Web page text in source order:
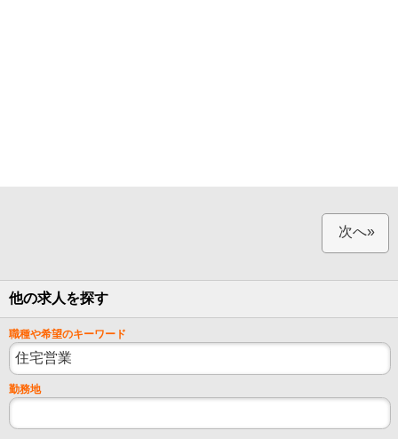
次へ»
他の求人を探す
職種や希望のキーワード
勤務地